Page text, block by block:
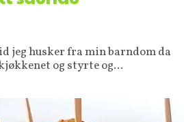
jeg husker fra min barndom da
og styrte og...